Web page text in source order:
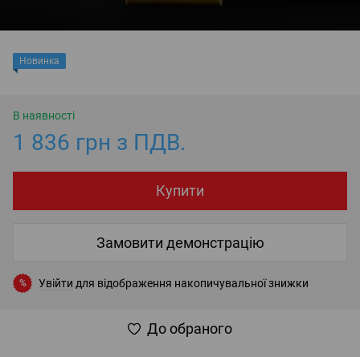
Новинка
В наявності
1 836 грн з ПДВ.
Купити
Замовити демонстрацію
% Увійти для відображення накопичувальної знижки
До обраного